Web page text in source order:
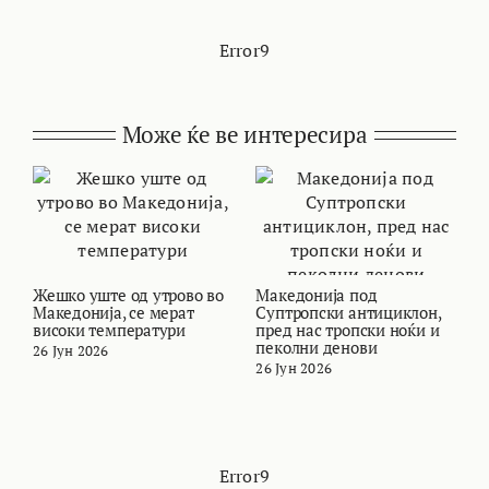
Error9
Може ќе ве интересира
Жешко уште од утрово во
Македонија, се мерат
високи температури
26 Јун 2026
Македонија под
Суптропски антициклон,
пред нас тропски ноќи и
пеколни денови
26 Јун 2026
Error9